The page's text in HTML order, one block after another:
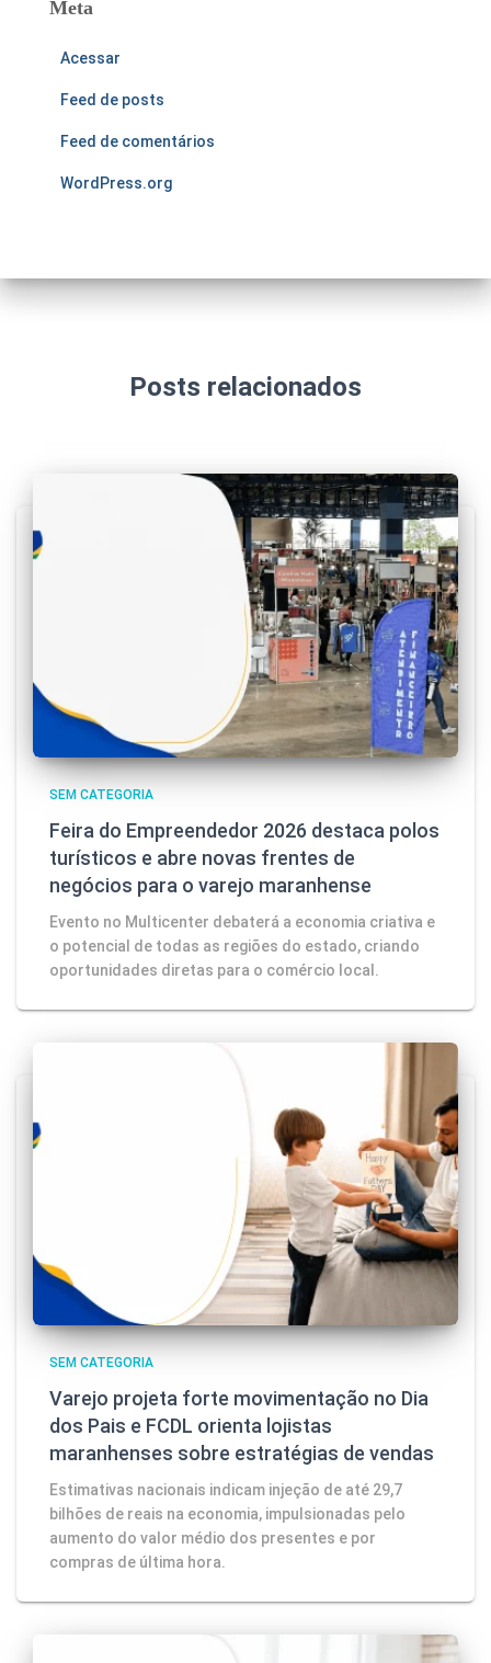
Meta
Acessar
Feed de posts
Feed de comentários
WordPress.org
Posts relacionados
SEM CATEGORIA
Feira do Empreendedor 2026 destaca polos
turísticos e abre novas frentes de
negócios para o varejo maranhense
Evento no Multicenter debaterá a economia criativa e
o potencial de todas as regiões do estado, criando
oportunidades diretas para o comércio local.
SEM CATEGORIA
Varejo projeta forte movimentação no Dia
dos Pais e FCDL orienta lojistas
maranhenses sobre estratégias de vendas
Estimativas nacionais indicam injeção de até 29,7
bilhões de reais na economia, impulsionadas pelo
aumento do valor médio dos presentes e por
compras de última hora.